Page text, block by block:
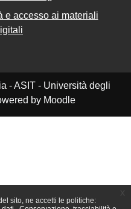
sito, ne accetti le politiche:
e accesso ai materiali
- ASIT - Università degli
by Moodle